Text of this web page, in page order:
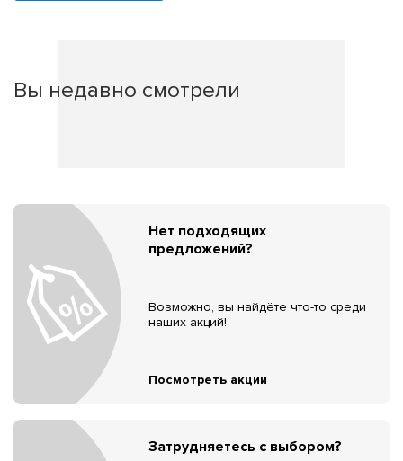
Вы недавно смотрели
Нет подходящих
предложений?
Возможно, вы найдёте что-то среди
наших акций!
Посмотреть акции
Затрудняетесь с выбором?